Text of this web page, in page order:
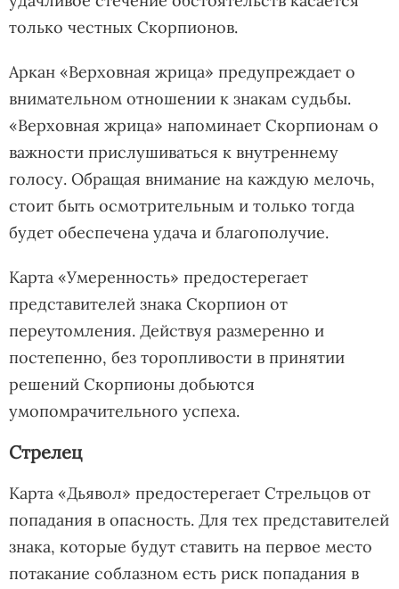
только честных Скорпионов.
Аркан «Верховная жрица» предупреждает о
внимательном отношении к знакам судьбы.
«Верховная жрица» напоминает Скорпионам о
важности прислушиваться к внутреннему
голосу. Обращая внимание на каждую мелочь,
стоит быть осмотрительным и только тогда
будет обеспечена удача и благополучие.
Карта «Умеренность» предостерегает
представителей знака Скорпион от
переутомления. Действуя размеренно и
постепенно, без торопливости в принятии
решений Скорпионы добьются
умопомрачительного успеха.
Стрелец
Карта «Дьявол» предостерегает Стрельцов от
попадания в опасность. Для тех представителей
знака, которые будут ставить на первое место
потакание соблазном есть риск попадания в